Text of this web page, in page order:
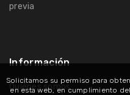
previa
Información
Quiénes somos
Solicitamos su permiso para
en esta web, en cumplimiento